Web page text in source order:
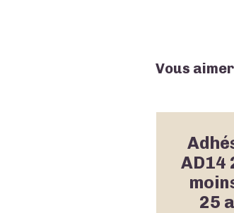
Vous
AD14
25